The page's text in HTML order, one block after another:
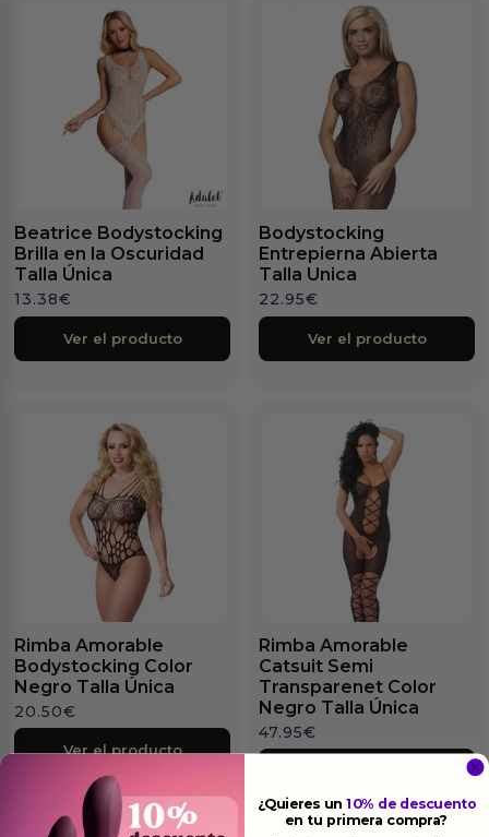
Beatrice Bodystocking
Brilla en la Oscuridad
Talla Única
13.38€
Ver el producto
Bodystocking
Entrepierna Abierta
Talla Unica
22.95€
Ver el producto
Rimba Amorable
Bodystocking Color
Negro Talla Única
20.50€
Ver el producto
Rimba Amorable
Catsuit Semi
Transparenet Color
Negro Talla Única
47.95€
¿Quieres un10% de descuento
en tu primera compra?